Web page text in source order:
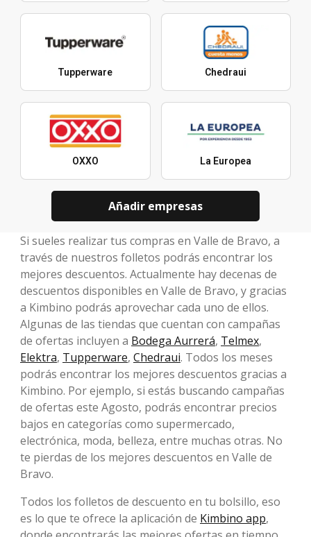
Tupperware Chedraui
OXXO La Europea
Añadir empresas
Si sueles realizar tus compras en Valle de Bravo, a
través de nuestros folletos podrás encontrar los
mejores descuentos. Actualmente hay decenas de
descuentos disponibles en Valle de Bravo, y gracias
a Kimbino podrás aprovechar cada uno de ellos.
Algunas de las tiendas que cuentan con campañas
de ofertas incluyen a Bodega Aurrerá, Telmex,
Elektra, Tupperware, Chedraui. Todos los meses
podrás encontrar los mejores descuentos gracias a
Kimbino. Por ejemplo, si estás buscando campañas
de ofertas este Agosto, podrás encontrar precios
bajos en categorías como supermercado,
electrónica, moda, belleza, entre muchas otras. No
te pierdas de los mejores descuentos en Valle de
Bravo.
Todos los folletos de descuento en tu bolsillo, eso
es lo que te ofrece la aplicación de Kimbino app,